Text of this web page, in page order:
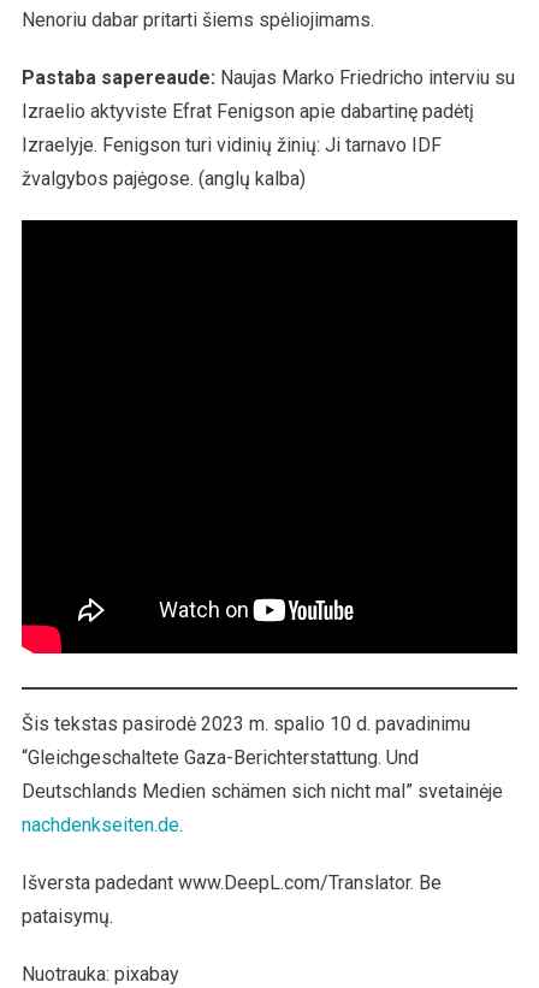
Nenoriu dabar pritarti šiems spėliojimams.
Pastaba sapereaude: Naujas Marko Friedricho interviu su
Izraelio aktyviste Efrat Fenigson apie dabartinę padėtį
Izraelyje. Fenigson turi vidinių žinių: Ji tarnavo IDF
žvalgybos pajėgose. (anglų kalba)
Šis tekstas pasirodė 2023 m. spalio 10 d. pavadinimu
“Gleichgeschaltete Gaza-Berichterstattung. Und
Deutschlands Medien schämen sich nicht mal” svetainėje
nachdenkseiten.de.
Išversta padedant www.DeepL.com/Translator. Be
pataisymų.
Nuotrauka: pixabay